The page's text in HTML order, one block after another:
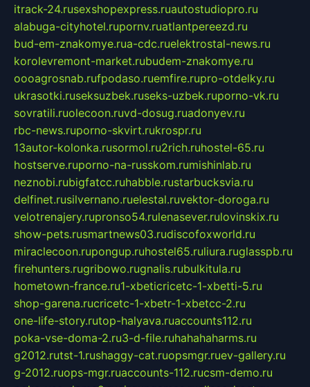
itrack-24.rusexshopexpress.ruautostudiopro.ru
alabuga-cityhotel.rupornv.ruatlantpereezd.ru
bud-em-znakomye.rua-cdc.ruelektrostal-news.ru
korolevremont-market.rubudem-znakomye.ru
oooagrosnab.rufpodaso.ruemfire.rupro-otdelky.ru
ukrasotki.ruseksuzbek.ruseks-uzbek.ruporno-vk.ru
sovratili.ruolecoon.ruvd-dosug.ruadonyev.ru
rbc-news.ruporno-skvirt.rukrospr.ru
13autor-kolonka.rusormol.ru2rich.ruhostel-65.ru
hostserve.ruporno-na-russkom.rumishinlab.ru
neznobi.rubigfatcc.ruhabble.rustarbucksvia.ru
delfinet.rusilvernano.ruelestal.ruvektor-doroga.ru
velotrenajery.rupronso54.rulenasever.rulovinskix.ru
show-pets.rusmartnews03.rudiscofoxworld.ru
miraclecoon.rupongup.ruhostel65.ruliura.ruglasspb.ru
firehunters.rugribowo.rugnalis.rubulkitula.ru
hometown-france.ru1-xbeticricetc-1-xbetti-5.ru
shop-garena.rucricetc-1-xbetr-1-xbetcc-2.ru
one-life-story.rutop-halyava.ruaccounts112.ru
poka-vse-doma-2.ru3-d-file.ruhahahaharms.ru
g2012.rutst-1.rushaggy-cat.ruopsmgr.ruev-gallery.ru
g-2012.ruops-mgr.ruaccounts-112.rucsm-demo.ru